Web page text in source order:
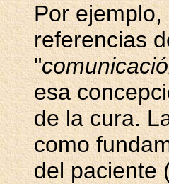
Por
referencias
"
esa
de la cura.
como
del paciente